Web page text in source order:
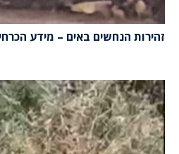
זהירות הנחשים באים – מידע הכרחי